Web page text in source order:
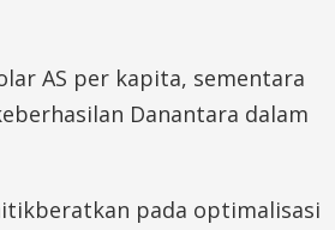
AS per kapita, sementara
Danantara dalam
pada optimalisasi